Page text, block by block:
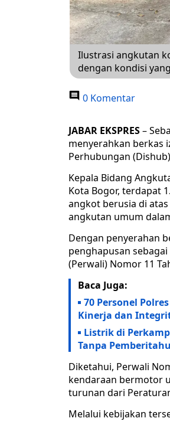
Ilustrasi angkutan
dengan kondisi
0 Komentar
JABAR EKSPRES–
menyerahkan berkas
Perhubungan
Kepala Bidang
Kota Bogor, terdapat
angkot berusia di
angkutan umum
Dengan penyerahan
penghapusan
(Perwali) Nomor 11
Baca Juga:
70 Personel
Kinerja dan
Listrik di
Tanpa
Diketahui, Perwali
kendaraan bermotor
turunan dari
Melalui kebijakan